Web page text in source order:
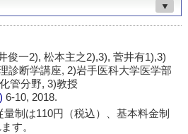
▼
俊一2), 松本主之2),3), 菅井有1),3)
診断学講座, 2)岩手医科大学医学部
管分野, 3)教授
6-10, 2018.
制は110円（税込）、基本料金制
す。